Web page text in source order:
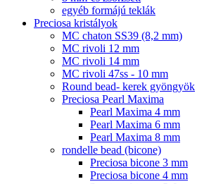
egyéb formájú teklák
Preciosa kristályok
MC chaton SS39 (8,2 mm)
MC rivoli 12 mm
MC rivoli 14 mm
MC rivoli 47ss - 10 mm
Round bead- kerek gyöngyök
Preciosa Pearl Maxima
Pearl Maxima 4 mm
Pearl Maxima 6 mm
Pearl Maxima 8 mm
rondelle bead (bicone)
Preciosa bicone 3 mm
Preciosa bicone 4 mm